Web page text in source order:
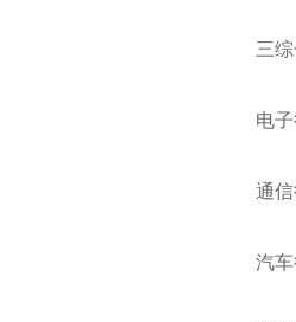
三综合
电子行
通信行
汽车行